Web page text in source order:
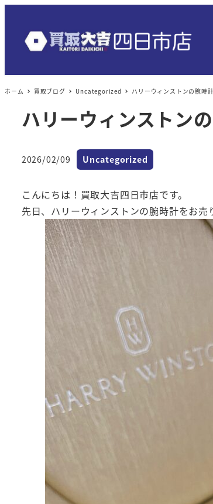
ン
テ
ホーム 買取ブログ Uncategorized ハリーウィンストンの腕時
ハリーウィンストン
投稿日
2026/02/09 カテゴリー
Uncategorized
こんにちは！買取大吉四日市店です。
先日、ハリーウィンストンの腕時計をお売